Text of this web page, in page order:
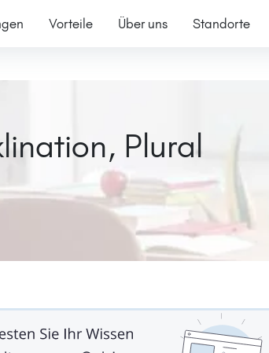
Vorteile Über uns Standorte
Plural